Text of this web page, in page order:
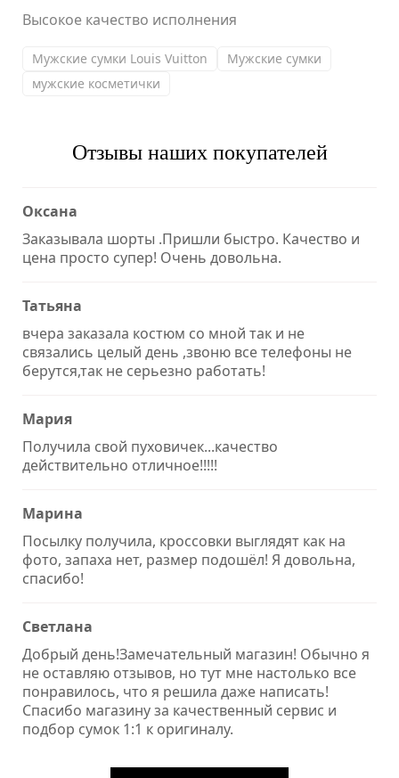
Высокое качество исполнения
Мужские сумки Louis Vuitton
Мужские сумки
мужские косметички
Отзывы наших покупателей
Оксана
Заказывала шорты .Пришли быстро. Качество и
цена просто супер! Очень довольна.
Татьяна
вчера заказала костюм со мной так и не
связались целый день ,звоню все телефоны не
берутся,так не серьезно работать!
Мария
Получила свой пуховичек...качество
действительно отличное!!!!!
Марина
Посылку получила, кроссовки выглядят как на
фото, запаха нет, размер подошёл! Я довольна,
спасибо!
Светлана
Добрый день!Замечательный магазин! Обычно я
не оставляю отзывов, но тут мне настолько все
понравилось, что я решила даже написать!
Спасибо магазину за качественный сервис и
подбор сумок 1:1 к оригиналу.